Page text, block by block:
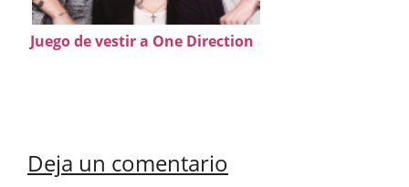
Juego de vestir a One Direction
Deja un comentario